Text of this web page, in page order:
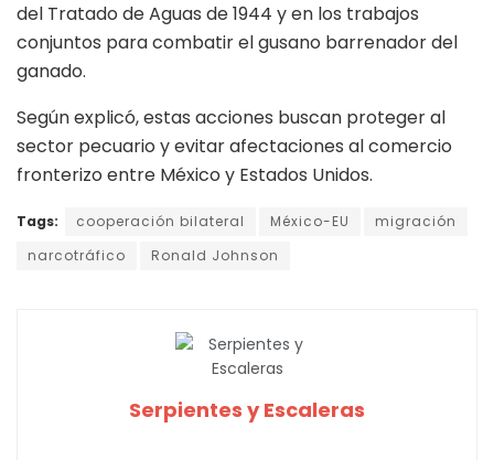
del Tratado de Aguas de 1944 y en los trabajos
conjuntos para combatir el gusano barrenador del
ganado.
Según explicó, estas acciones buscan proteger al
sector pecuario y evitar afectaciones al comercio
fronterizo entre México y Estados Unidos.
Tags: cooperación bilateral México-EU
migración
narcotráfico
Ronald Johnson
Serpientes y Escaleras